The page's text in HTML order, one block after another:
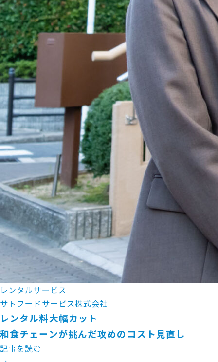
レンタルサービス
サトフードサービス株式会社
レンタル料大幅カット
和食チェーンが挑んだ攻めのコスト見直し
記事を読む